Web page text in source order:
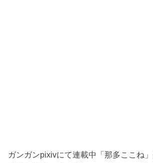
ガンガンpixivにて連載中「那多ここね